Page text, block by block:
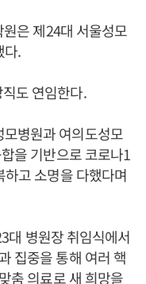
은 제24대 서울성모
다.
도 연임한다.
병원과 여의도성모
을 기반으로 코로나1
고 소명을 다했다며
대 병원장 취임식에서
집중을 통해 여러 핵
춤 의료로 새 희망을